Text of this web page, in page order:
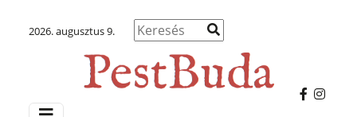
2026. augusztus 9.